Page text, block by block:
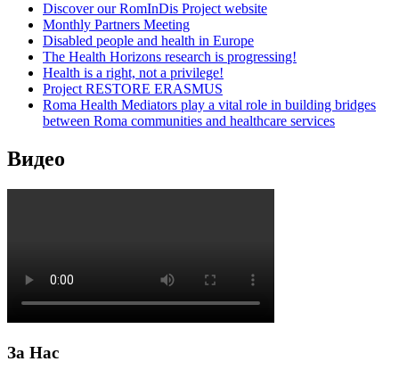
Discover our RomInDis Project website
Monthly Partners Meeting
Disabled people and health in Europe
The Health Horizons research is progressing!
Health is a right, not a privilege!
Project RESTORE ERASMUS
Roma Health Mediators play a vital role in building bridges
between Roma communities and healthcare services
Видео
За Нас